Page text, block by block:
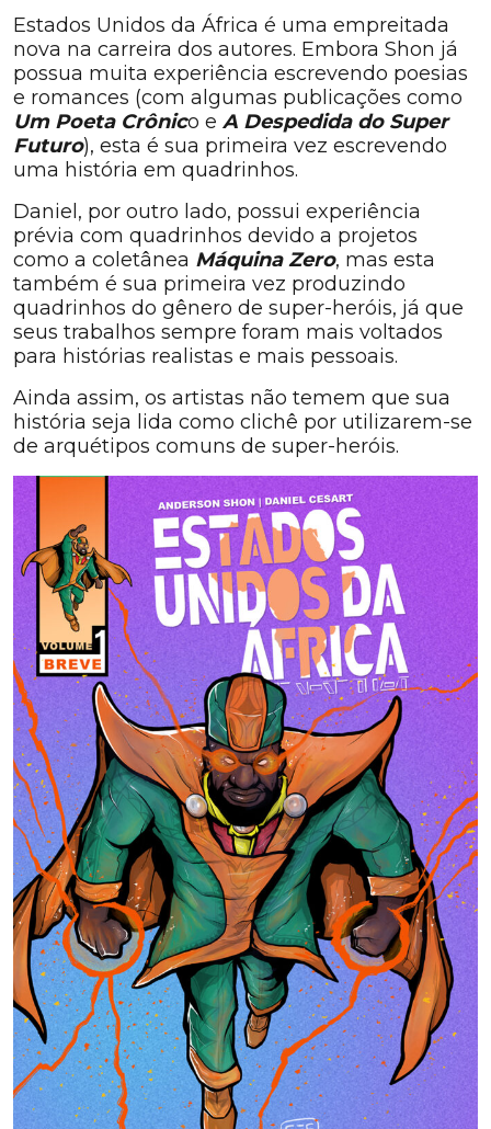
Estados Unidos da África é uma empreitada
nova na carreira dos autores. Embora Shon já
possua muita experiência escrevendo poesias
e romances (com algumas publicações como
Um Poeta Crônico e A Despedida do Super
Futuro), esta é sua primeira vez escrevendo
uma história em quadrinhos.
Daniel, por outro lado, possui experiência
prévia com quadrinhos devido a projetos
como a coletânea Máquina Zero, mas esta
também é sua primeira vez produzindo
quadrinhos do gênero de super-heróis, já que
seus trabalhos sempre foram mais voltados
para histórias realistas e mais pessoais.
Ainda assim, os artistas não temem que sua
história seja lida como clichê por utilizarem-se
de arquétipos comuns de super-heróis.